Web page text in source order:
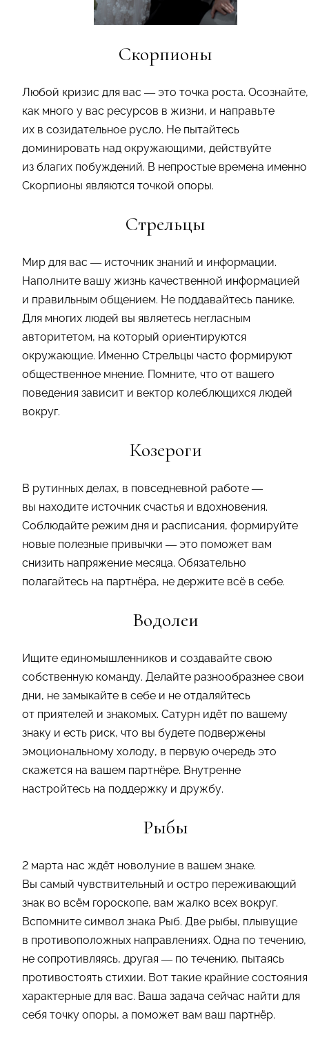
Скорпионы
Любой кризис для вас — это точка роста. Осознайте,
как много у вас ресурсов в жизни, и направьте
их в созидательное русло. Не пытайтесь
доминировать над окружающими, действуйте
из благих побуждений. В непростые времена именно
Скорпионы являются точкой опоры.
Стрельцы
Мир для вас — источник знаний и информации.
Наполните вашу жизнь качественной информацией
и правильным общением. Не поддавайтесь панике.
Для многих людей вы являетесь негласным
авторитетом, на который ориентируются
окружающие. Именно Стрельцы часто формируют
общественное мнение. Помните, что от вашего
поведения зависит и вектор колеблющихся людей
вокруг.
Козероги
В рутинных делах, в повседневной работе —
вы находите источник счастья и вдохновения.
Соблюдайте режим дня и расписания, формируйте
новые полезные привычки — это поможет вам
снизить напряжение месяца. Обязательно
полагайтесь на партнёра, не держите всё в себе.
Водолеи
Ищите единомышленников и создавайте свою
собственную команду. Делайте разнообразнее свои
дни, не замыкайте в себе и не отдаляйтесь
от приятелей и знакомых. Сатурн идёт по вашему
знаку и есть риск, что вы будете подвержены
эмоциональному холоду, в первую очередь это
скажется на вашем партнёре. Внутренне
настройтесь на поддержку и дружбу.
Рыбы
2 марта нас ждёт новолуние в вашем знаке.
Вы самый чувствительный и остро переживающий
знак во всём гороскопе, вам жалко всех вокруг.
Вспомните символ знака Рыб. Две рыбы, плывущие
в противоположных направлениях. Одна по течению,
не сопротивляясь, другая — по течению, пытаясь
противостоять стихии. Вот такие крайние состояния
характерные для вас. Ваша задача сейчас найти для
себя точку опоры, а поможет вам ваш партнёр.